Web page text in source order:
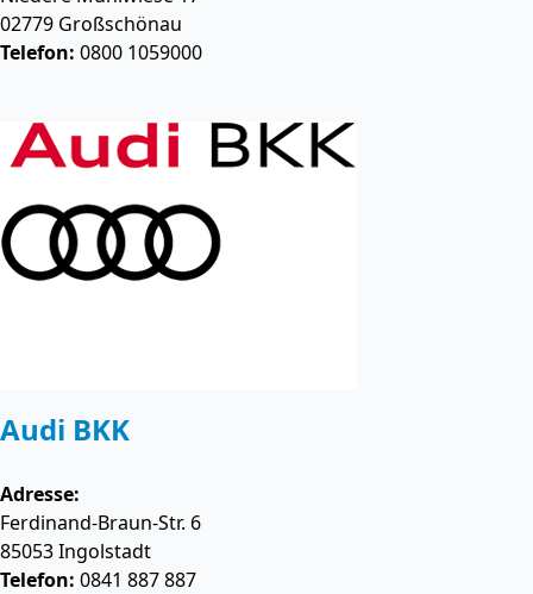
02779 Großschönau
Telefon: 0800 1059000
Audi BKK
Adresse:
Ferdinand-Braun-Str. 6
85053Ingolstadt
Telefon: 0841 887 887